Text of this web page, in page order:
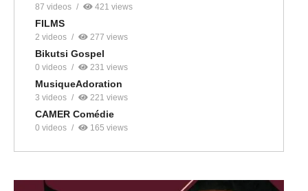
87 videos 421 views
FILMS
2 videos 277 views
Bikutsi Gospel
0 videos 231 views
MusiqueAdoration
3 videos 221 views
CAMER Comédie
0 videos 165 views